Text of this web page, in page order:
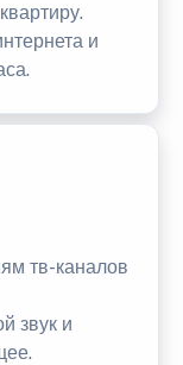
и
тв-каналов
звук и